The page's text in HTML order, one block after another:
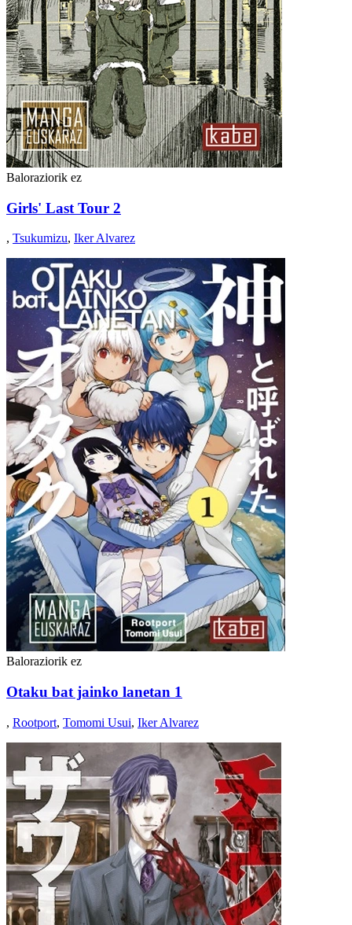
Baloraziorik ez
Girls' Last Tour 2
, Tsukumizu, Iker Alvarez
Baloraziorik ez
Otaku bat jainko lanetan 1
, Rootport, Tomomi Usui, Iker Alvarez